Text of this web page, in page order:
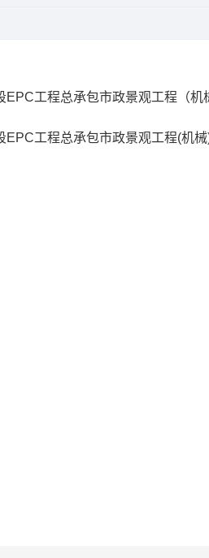
工程总承包市政景观工程（机
工程总承包市政景观工程(机